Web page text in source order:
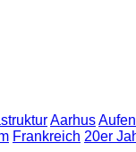
Aarhus
Frankreich 20er